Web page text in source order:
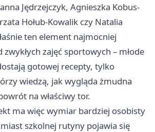
Jędrzejczyk, Agnieszka Kobus-
Hołub-Kowalik czy Natalia
ten element najmocniej
zajęć sportowych – młode
gotowej recepty, tylko
wiedzą, jak wygląda żmudna
na właściwy tor.
ma więc wymiar bardziej osobisty
szkolnej rutyny pojawia się